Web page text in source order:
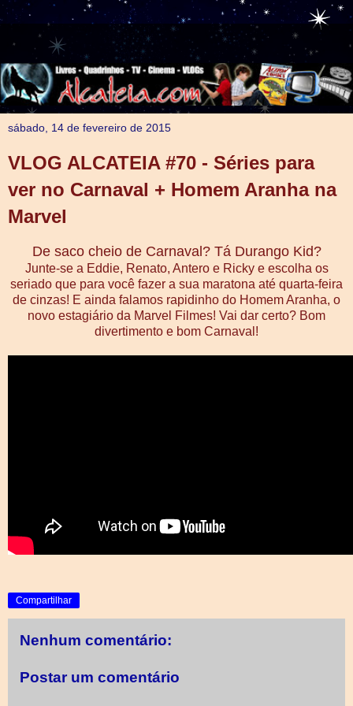
sábado, 14 de fevereiro de 2015
VLOG ALCATEIA #70 - Séries para
ver no Carnaval + Homem Aranha na
Marvel
De saco cheio de Carnaval? Tá Durango Kid?
Junte-se a Eddie, Renato, Antero e Ricky e escolha os
seriado que para você fazer a sua maratona até quarta-feira
de cinzas! E ainda falamos rapidinho do Homem Aranha, o
novo estagiário da Marvel Filmes! Vai dar certo? Bom
divertimento e bom Carnaval!
Compartilhar
Nenhum comentário:
Postar um comentário